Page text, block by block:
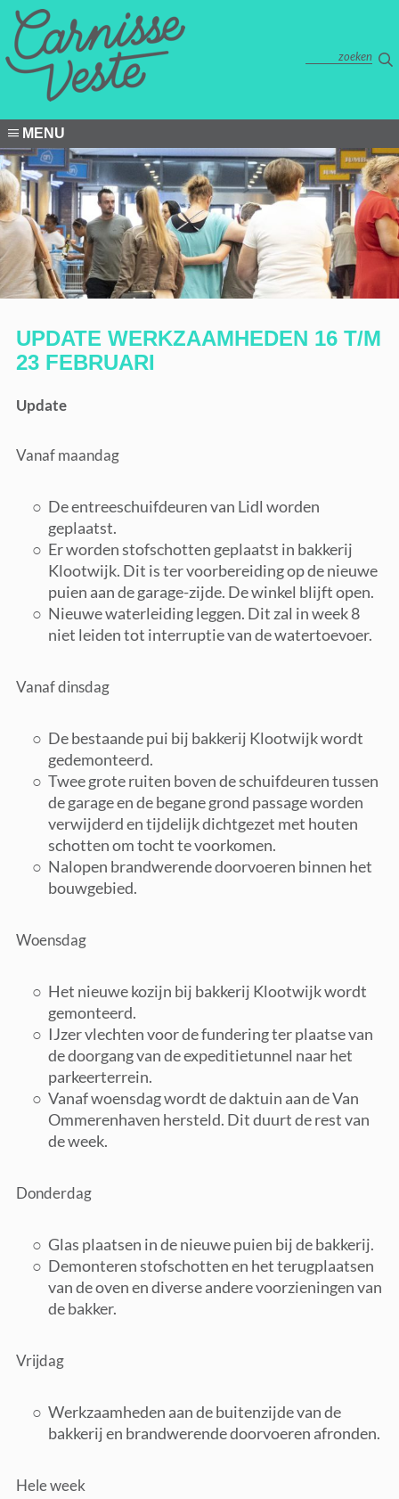
MENU
UPDATE WERKZAAMHEDEN 16 T/M
23 FEBRUARI
Update
Vanaf maandag
De entreeschuifdeuren van Lidl worden
geplaatst.
Er worden stofschotten geplaatst in bakkerij
Klootwijk. Dit is ter voorbereiding op de nieuwe
puien aan de garage-zijde. De winkel blijft open.
Nieuwe waterleiding leggen. Dit zal in week 8
niet leiden tot interruptie van de watertoevoer.
Vanaf dinsdag
De bestaande pui bij bakkerij Klootwijk wordt
gedemonteerd.
Twee grote ruiten boven de schuifdeuren tussen
de garage en de begane grond passage worden
verwijderd en tijdelijk dichtgezet met houten
schotten om tocht te voorkomen.
Nalopen brandwerende doorvoeren binnen het
bouwgebied.
Woensdag
Het nieuwe kozijn bij bakkerij Klootwijk wordt
gemonteerd.
IJzer vlechten voor de fundering ter plaatse van
de doorgang van de expeditietunnel naar het
parkeerterrein.
Vanaf woensdag wordt de daktuin aan de Van
Ommerenhaven hersteld. Dit duurt de rest van
de week.
Donderdag
Glas plaatsen in de nieuwe puien bij de bakkerij.
Demonteren stofschotten en het terugplaatsen
van de oven en diverse andere voorzieningen van
de bakker.
Vrijdag
Werkzaamheden aan de buitenzijde van de
bakkerij en brandwerende doorvoeren afronden.
Hele week